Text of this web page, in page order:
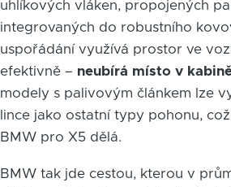
uhlíkových vláken, propojených
integrovaných do robustního
uspořádání využívá prostor ve
efektivně – neubírá místo v
modely s palivovým článkem lze
lince jako ostatní typy pohonu,
BMW pro X5 dělá.
BMW tak jde cestou, kterou v